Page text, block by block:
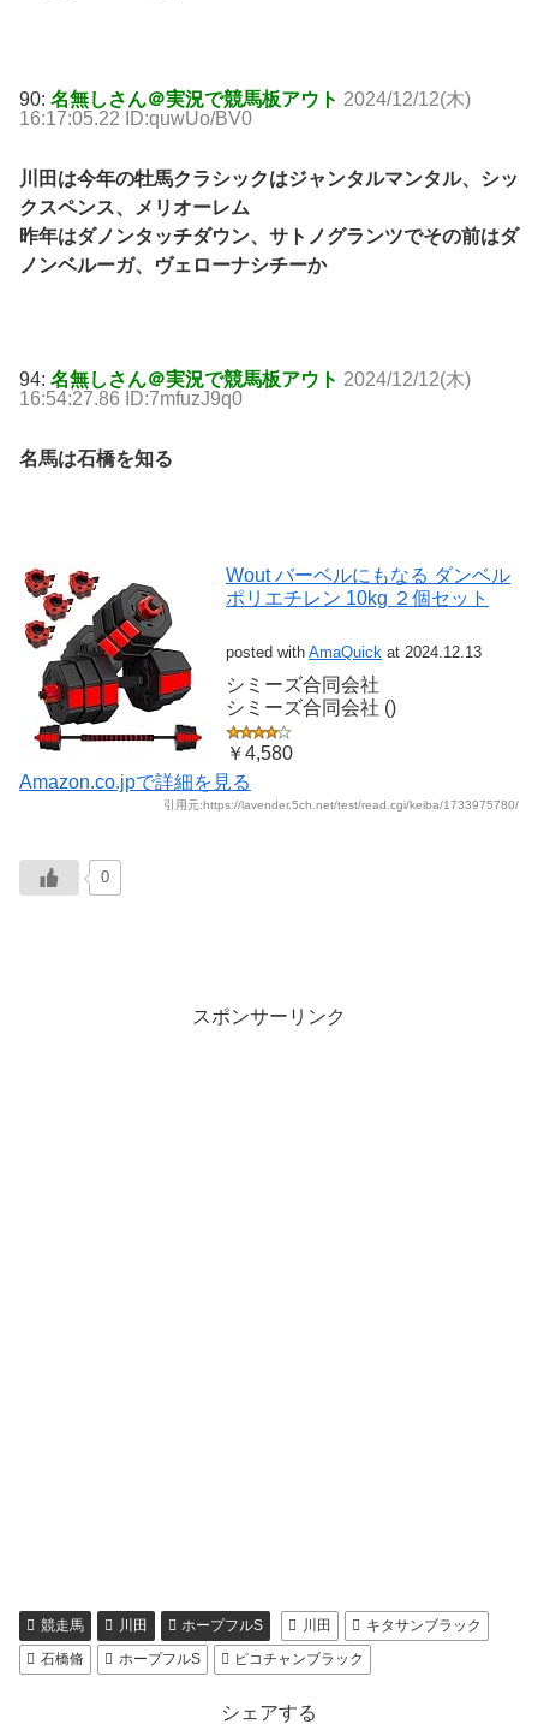
90: 名無しさん＠実況で競馬板アウト 2024/12/12(木)
16:17:05.22 ID:quwUo/BV0
川田は今年の牡馬クラシックはジャンタルマンタル、シッ
クスペンス、メリオーレム
昨年はダノンタッチダウン、サトノグランツでその前はダ
ノンベルーガ、ヴェローナシチーか
94: 名無しさん＠実況で競馬板アウト 2024/12/12(木)
16:54:27.86 ID:7mfuzJ9q0
名馬は石橋を知る
Wout バーベルにもなる ダンベル
ポリエチレン 10kg ２個セット
posted with AmaQuick at 2024.12.13
シミーズ合同会社
シミーズ合同会社 ()
￥4,580
Amazon.co.jpで詳細を見る
引用元:https://lavender.5ch.net/test/read.cgi/keiba/1733975780/
0
スポンサーリンク
競走馬 川田 ホープフルS 川田
キタサンブラック
石橋脩
ホープフルS ピコチャンブラック
シェアする